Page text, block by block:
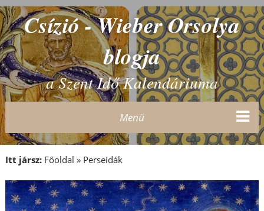
Csízió - Wieber Orsolya
blogja
a Szent Idő Kalendáriuma
Menü
Itt jársz: Főoldal » Perseidák